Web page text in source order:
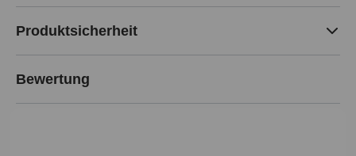
Produktsicherheit
Bewertung